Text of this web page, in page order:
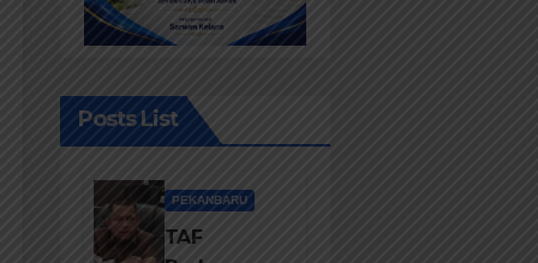
Posts List
PEKANBARU
TAF